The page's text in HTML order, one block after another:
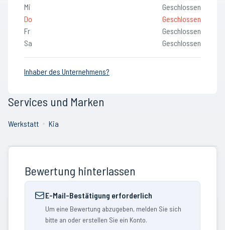
Mi
Geschlossen
Do
Geschlossen
Fr
Geschlossen
Sa
Geschlossen
Inhaber des Unternehmens?
Services und Marken
Werkstatt Kia
Bewertung hinterlassen
E-Mail-Bestätigung erforderlich
Um eine Bewertung abzugeben, melden Sie sich
bitte an oder erstellen Sie ein Konto.